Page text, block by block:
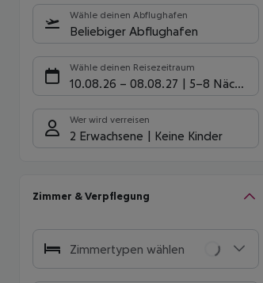
Wähle deinen Abflughafen
Beliebiger Abflughafen
Wähle deinen Reisezeitraum
10.08.26 – 08.08.27 5-8 Nächte
Wer wird verreisen
2 Erwachsene Keine Kinder
Zimmer & Verpflegung
Zimmertypen wählen